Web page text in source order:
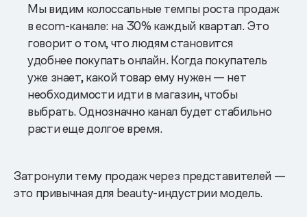
Мы видим колоссальные темпы роста продаж
в ecom-канале: на 30% каждый квартал. Это
говорит о том, что людям становится
удобнее покупать онлайн. Когда покупатель
уже знает, какой товар ему нужен — нет
необходимости идти в магазин, чтобы
выбрать. Однозначно канал будет стабильно
расти еще долгое время.
Затронули тему продаж через представителей —
это привычная для beauty-индустрии модель.